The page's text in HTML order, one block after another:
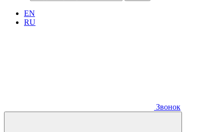
EN
RU
Звонок